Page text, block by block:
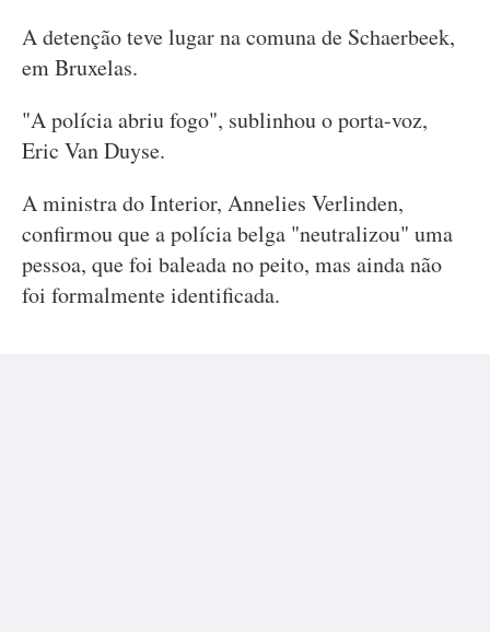
A detenção teve lugar na comuna de Schaerbeek,
em Bruxelas.
"A polícia abriu fogo", sublinhou o porta-voz,
Eric Van Duyse.
A ministra do Interior, Annelies Verlinden,
confirmou que a polícia belga "neutralizou" uma
pessoa, que foi baleada no peito, mas ainda não
foi formalmente identificada.